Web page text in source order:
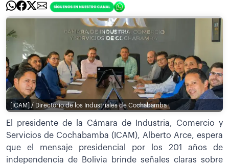
[ICAM] / Directorio de los Industriales de Cochabamba
El presidente de la Cámara de Industria, Comercio y
Servicios de Cochabamba (ICAM), Alberto Arce, espera
que el mensaje presidencial por los 201 años de
independencia de Bolivia brinde señales claras sobre